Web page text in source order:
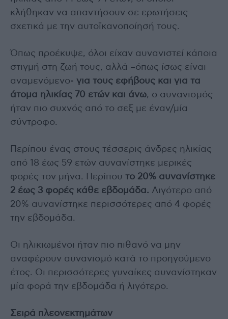
κλήθηκαν να απαντήσουν σε ερωτήσεις
σχετικά με την αυτοϊκανοποίησή τους.
Όπως προέκυψε, όλοι είχαν αυνανιστεί κάποια
στιγμή στη ζωή τους, αλλά –όπως ίσως είναι
αναμενόμενο- για τους εφήβους και για τα
άτομα ηλικίας 70 ετών και άνω, ο αυνανισμός
ήταν πιο συχνός από το σεξ με έναν/μία
σύντροφο.
Περίπου ένας στους τέσσερις άνδρες ηλικίας
από 18 έως 59 ετών αυνανίστηκε μερικές
φορές τον μήνα. Περίπου το 20% αυνανίστηκε
2 έως 3 φορές κάθε εβδομάδα. Λιγότερο από
20% αυνανίστηκε περισσότερες από 4 φορές
την εβδομάδα.
Οι ηλικιωμένοι ήταν πιο πιθανό να μην
αναφέρουν αυνανισμό κατά το προηγούμενο
έτος. Οι περισσότερες γυναίκες αυνανίστηκαν
μία φορά την εβδομάδα ή λιγότερο.
Σειρά πλεονεκτημάτων